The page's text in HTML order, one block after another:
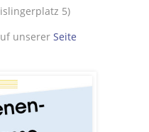
5)
unserer Seite